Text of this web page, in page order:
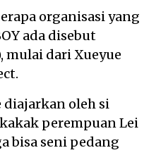
organisasi yang
ada disebut
dari Xueyue
diajarkan oleh si
perempuan Lei
bisa seni pedang